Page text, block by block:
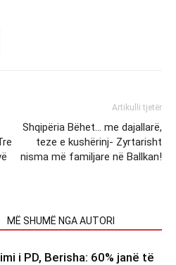
Artikulli tjetër
Shqipëria Bëhet… me dajallarë,
teze e kushërinj- Zyrtarisht
nisma më familjare në Ballkan!
MË SHUMË NGA AUTORI
i PD, Berisha: 60% janë të